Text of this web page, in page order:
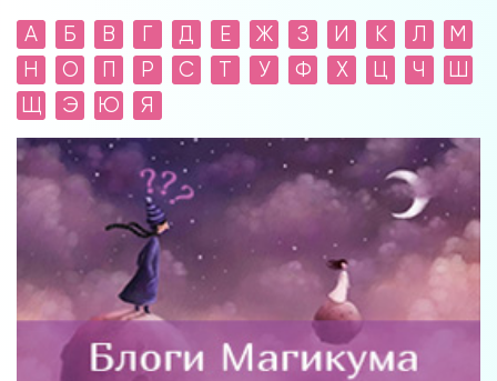
А Б В Г Д Е Ж З И К Л
М
Н
О П Р С Т У Ф Х Ц Ч
Ш
Щ
Э Ю Я